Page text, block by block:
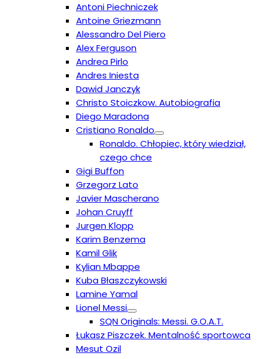
Antoni Piechniczek
Antoine Griezmann
Alessandro Del Piero
Alex Ferguson
Andrea Pirlo
Andres Iniesta
Dawid Janczyk
Christo Stoiczkow. Autobiografia
Diego Maradona
Cristiano Ronaldo
Ronaldo. Chłopiec, który wiedział,
czego chce
Gigi Buffon
Grzegorz Lato
Javier Mascherano
Johan Cruyff
Jurgen Klopp
Karim Benzema
Kamil Glik
Kylian Mbappe
Kuba Błaszczykowski
Lamine Yamal
Lionel Messi
SQN Originals: Messi. G.O.A.T.
Łukasz Piszczek. Mentalność sportowca
Mesut Ozil